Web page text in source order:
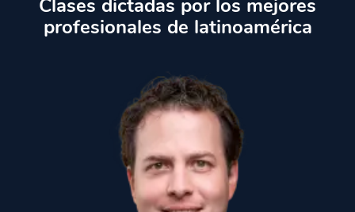
Clases dictadas por los mejores
profesionales de latinoamérica